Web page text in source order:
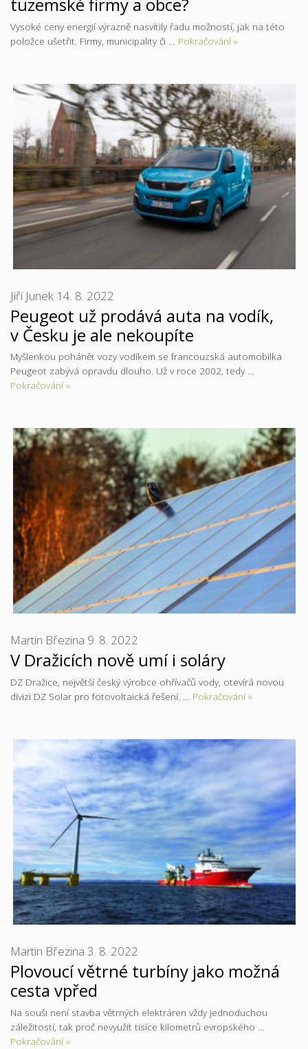
Vysoké ceny energií výrazně nasvítily řadu možností, jak na této
položce ušetřit. Firmy, municipality či … Pokračování »
Peugeot už prodává auta na vodík,
v Česku je ale nekoupíte
Jiří Junek 14. 8. 2022
Myšlenkou pohánět vozy vodíkem se francouzská automobilka
Peugeot zabývá opravdu dlouho. Už v roce 2002, tedy …
Pokračování »
V Dražicích nově umí i soláry
Martin Březina 9. 8. 2022
DZ Dražice, největší český výrobce ohřívačů vody, otevírá novou
divizi DZ Solar pro fotovoltaická řešení. … Pokračování »
Plovoucí větrné turbíny jako možná
cesta vpřed
Martin Březina 3. 8. 2022
Na souši není stavba větrných elektráren vždy jednoduchou
záležitostí, tak proč nevyužít tisíce kilometrů evropského …
Pokračování »